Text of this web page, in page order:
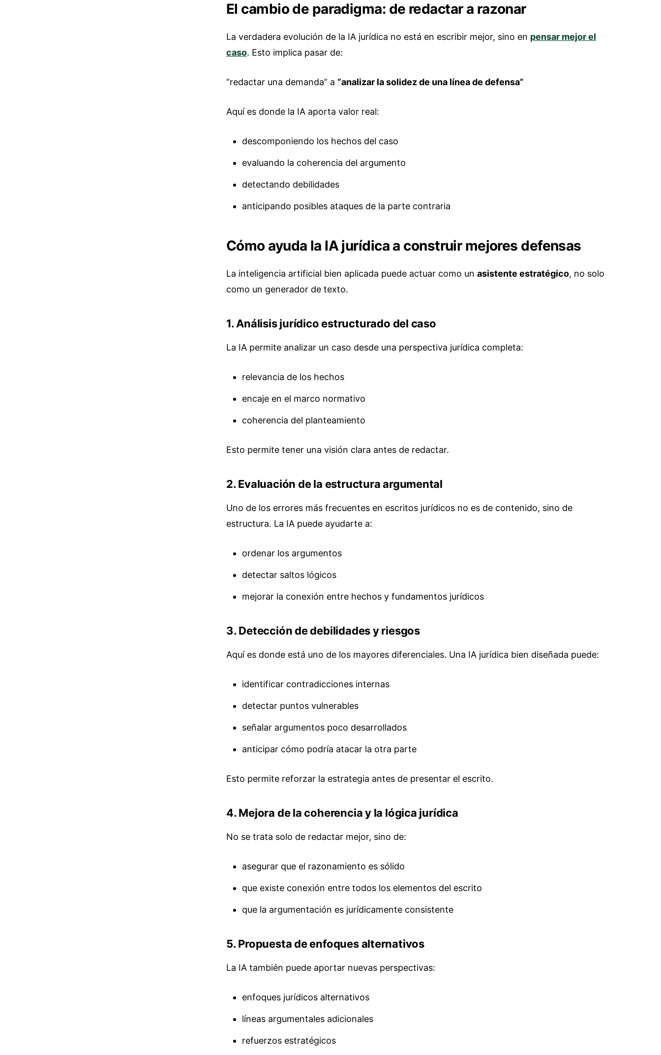
El cambio de paradigma: de redactar a razonar
La verdadera evolución de la IA jurídica no está en escribir mejor, sino en pensar mejor el
caso. Esto implica pasar de:
“redactar una demanda” a “analizar la solidez de una línea de defensa”
Aquí es donde la IA aporta valor real:
descomponiendo los hechos del caso
evaluando la coherencia del argumento
detectando debilidades
anticipando posibles ataques de la parte contraria
Cómo ayuda la IA jurídica a construir mejores defensas
La inteligencia artificial bien aplicada puede actuar como un asistente estratégico, no solo
como un generador de texto.
1. Análisis jurídico estructurado del caso
La IA permite analizar un caso desde una perspectiva jurídica completa:
relevancia de los hechos
encaje en el marco normativo
coherencia del planteamiento
Esto permite tener una visión clara antes de redactar.
2. Evaluación de la estructura argumental
Uno de los errores más frecuentes en escritos jurídicos no es de contenido, sino de
estructura. La IA puede ayudarte a:
ordenar los argumentos
detectar saltos lógicos
mejorar la conexión entre hechos y fundamentos jurídicos
3. Detección de debilidades y riesgos
Aquí es donde está uno de los mayores diferenciales. Una IA jurídica bien diseñada puede:
identificar contradicciones internas
detectar puntos vulnerables
señalar argumentos poco desarrollados
anticipar cómo podría atacar la otra parte
Esto permite reforzar la estrategia antes de presentar el escrito.
4. Mejora de la coherencia y la lógica jurídica
No se trata solo de redactar mejor, sino de:
asegurar que el razonamiento es sólido
que existe conexión entre todos los elementos del escrito
que la argumentación es jurídicamente consistente
5. Propuesta de enfoques alternativos
La IA también puede aportar nuevas perspectivas:
enfoques jurídicos alternativos
líneas argumentales adicionales
refuerzos estratégicos